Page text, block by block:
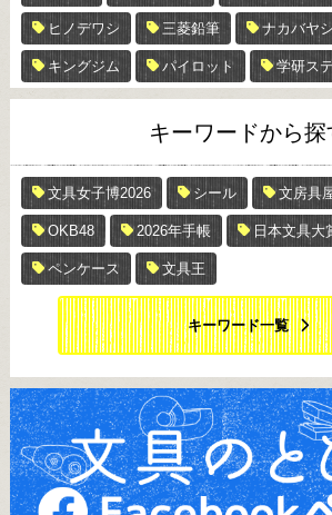
ヒノデワシ 三菱鉛筆 ナカバヤシ
キングジム パイロット 学研ス
キーワードから探
文具女子博2026 シール 文房具
OKB48 2026年手帳 日本文具大
ペンケース 文具王
キーワード一覧